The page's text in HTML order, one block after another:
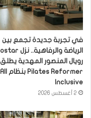
في تجربة جديدة تجمع بين
رويال المنصور المهدية يطلق
Pilates Reformer بنظام All
Inclusive
2 أغسطس 2026